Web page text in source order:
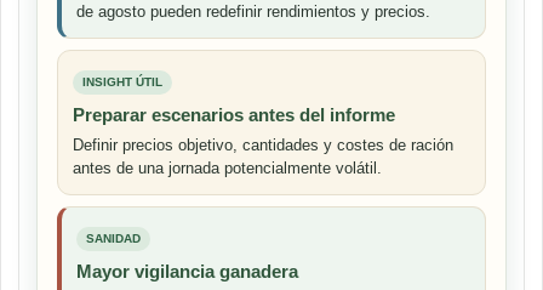
de agosto pueden redefinir rendimientos y precios.
INSIGHT ÚTIL
Preparar escenarios antes del informe
Definir precios objetivo, cantidades y costes de ración
antes de una jornada potencialmente volátil.
SANIDAD
Mayor vigilancia ganadera